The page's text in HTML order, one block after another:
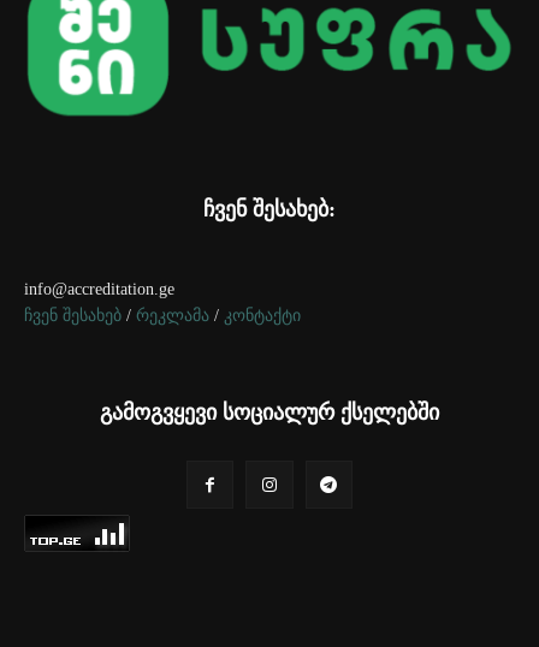
ჩვენ შესახებ:
info@accreditation.ge
ჩვენ შესახებ / რეკლამა / კონტაქტი
გამოგვყევი სოციალურ ქსელებში